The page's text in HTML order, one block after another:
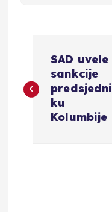
a
v
SAD uvele
sankcije
predsjedni
ku
Kolumbije